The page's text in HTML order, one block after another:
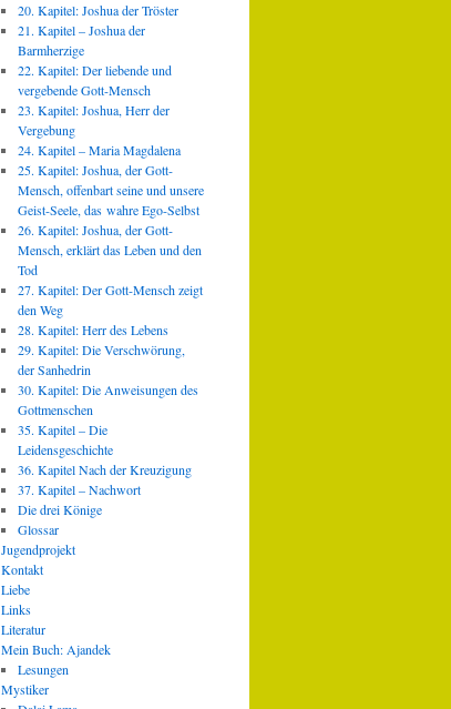
20. Kapitel: Joshua der Tröster
21. Kapitel – Joshua der
Barmherzige
22. Kapitel: Der liebende und
vergebende Gott-Mensch
23. Kapitel: Joshua, Herr der
Vergebung
24. Kapitel – Maria Magdalena
25. Kapitel: Joshua, der Gott-
Mensch, offenbart seine und unsere
Geist-Seele, das wahre Ego-Selbst
26. Kapitel: Joshua, der Gott-
Mensch, erklärt das Leben und den
Tod
27. Kapitel: Der Gott-Mensch zeigt
den Weg
28. Kapitel: Herr des Lebens
29. Kapitel: Die Verschwörung,
der Sanhedrin
30. Kapitel: Die Anweisungen des
Gottmenschen
35. Kapitel – Die
Leidensgeschichte
36. Kapitel Nach der Kreuzigung
37. Kapitel – Nachwort
Die drei Könige
Glossar
Jugendprojekt
Kontakt
Liebe
Links
Literatur
Mein Buch: Ajandek
Lesungen
Mystiker